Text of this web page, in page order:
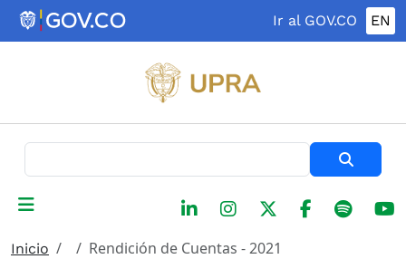
Pasar al contenido principal
Ir al GOV.CO EN
Inicio Rendición de Cuentas - 2021